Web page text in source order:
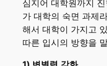
심지어 대학원까지
가 대학의 숙면 과제
해서 대학이 가지고
따른 입시의 방향을